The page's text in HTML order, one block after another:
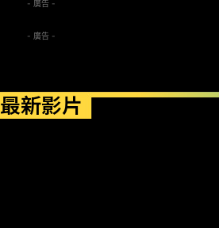
- 廣告 -
- 廣告 -
最新影片